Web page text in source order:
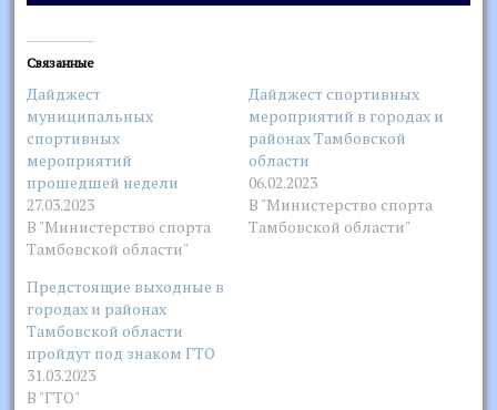
Связанные
Дайджест
муниципальных
спортивных
мероприятий
прошедшей недели
27.03.2023
В "Министерство спорта
Тамбовской области"
Дайджест спортивных
мероприятий в городах и
районах Тамбовской
области
06.02.2023
В "Министерство спорта
Тамбовской области"
Предстоящие выходные в
городах и районах
Тамбовской области
пройдут под знаком ГТО
31.03.2023
В "ГТО"